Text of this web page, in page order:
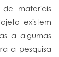
materiais
existem
a algumas
a pesquisa